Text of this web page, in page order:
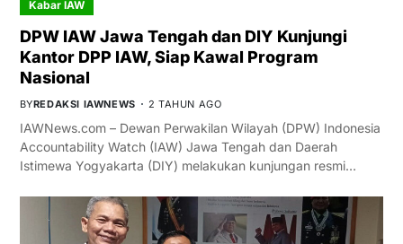
Kabar IAW
DPW IAW Jawa Tengah dan DIY Kunjungi
Kantor DPP IAW, Siap Kawal Program
Nasional
BYREDAKSI IAWNEWS 2 TAHUN AGO
IAWNews.com – Dewan Perwakilan Wilayah (DPW) Indonesia
Accountability Watch (IAW) Jawa Tengah dan Daerah
Istimewa Yogyakarta (DIY) melakukan kunjungan resmi…